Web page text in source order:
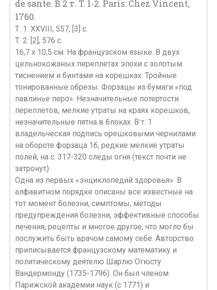
de sante. В 2 т. T. 1-2. Paris: Chez Vincent,
1760.
Т. 1: XXVIII, 557, [3] с.
Т. 2: [2], 576 c.
16,7 х 10,5 см. На французском языке. В двух
цельнокожаных переплетах эпохи с золотым
тиснением и бинтами на корешках. Тройные
тонированные обрезы. Форзацы из бумаги «под
павлинье перо». Незначительные потертости
переплетов, мелкие утраты на краях корешков,
незначительные пятна в блоках. В т. 1
владельческая подпись орешковыми чернилами
на обороте форзаца 1б, редкие мелкие утраты
полей, на с. 317-320 следы огня (текст почти не
затронут).
Одна из первых «энциклопедий здоровья». В
алфавитном порядке описаны все известные на
тот момент болезни, симптомы, методы
предупреждения болезни, эффективные способы
лечения, рецепты и многое другое, что могло бы
послужить быть врачом самому себе. Авторство
приписывается французскому математику и
политическому деятелю Шарлю Огюсту
Вандермонду (1735-1796). Он был членом
Парижской академии наук (с 1771) и